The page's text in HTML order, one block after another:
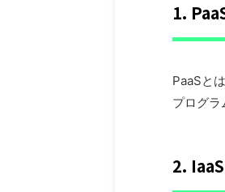
1.
PaaSと
プログラ
2.